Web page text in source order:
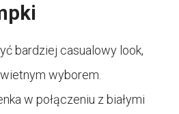
bardziej casualowy look,
wyborem.
w połączeniu z białymi